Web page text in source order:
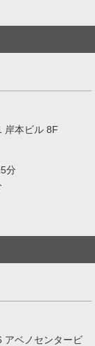
岸本ビル 8F
分
アベノセンタービ